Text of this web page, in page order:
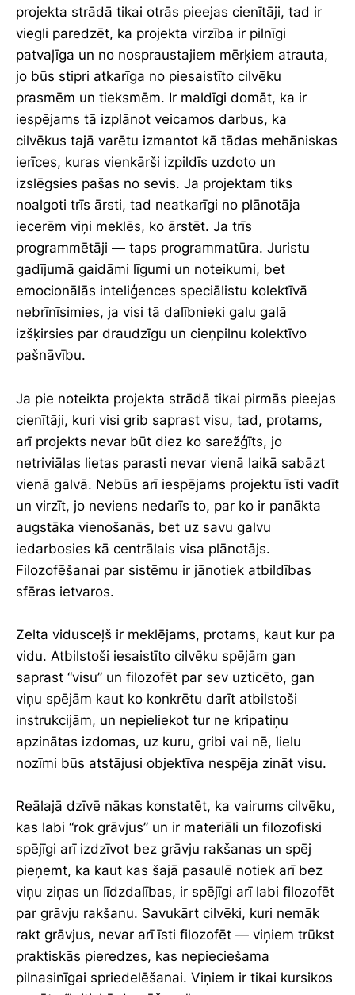
projekta strādā tikai otrās pieejas cienītāji, tad ir
viegli paredzēt, ka projekta virzība ir pilnīgi
patvaļīga un no nospraustajiem mērķiem atrauta,
jo būs stipri atkarīga no piesaistīto cilvēku
prasmēm un tieksmēm. Ir maldīgi domāt, ka ir
iespējams tā izplānot veicamos darbus, ka
cilvēkus tajā varētu izmantot kā tādas mehāniskas
ierīces, kuras vienkārši izpildīs uzdoto un
izslēgsies pašas no sevis. Ja projektam tiks
noalgoti trīs ārsti, tad neatkarīgi no plānotāja
iecerēm viņi meklēs, ko ārstēt. Ja trīs
programmētāji — taps programmatūra. Juristu
gadījumā gaidāmi līgumi un noteikumi, bet
emocionālās inteliģences speciālistu kolektīvā
nebrīnīsimies, ja visi tā dalībnieki galu galā
izšķirsies par draudzīgu un cieņpilnu kolektīvo
pašnāvību.
Ja pie noteikta projekta strādā tikai pirmās pieejas
cienītāji, kuri visi grib saprast visu, tad, protams,
arī projekts nevar būt diez ko sarežģīts, jo
netriviālas lietas parasti nevar vienā laikā sabāzt
vienā galvā. Nebūs arī iespējams projektu īsti vadīt
un virzīt, jo neviens nedarīs to, par ko ir panākta
augstāka vienošanās, bet uz savu galvu
iedarbosies kā centrālais visa plānotājs.
Filozofēšanai par sistēmu ir jānotiek atbildības
sfēras ietvaros.
Zelta vidusceļš ir meklējams, protams, kaut kur pa
vidu. Atbilstoši iesaistīto cilvēku spējām gan
saprast “visu” un filozofēt par sev uzticēto, gan
viņu spējām kaut ko konkrētu darīt atbilstoši
instrukcijām, un nepieliekot tur ne kripatiņu
apzinātas izdomas, uz kuru, gribi vai nē, lielu
nozīmi būs atstājusi objektīva nespēja zināt visu.
Reālajā dzīvē nākas konstatēt, ka vairums cilvēku,
kas labi “rok grāvjus” un ir materiāli un filozofiski
spējīgi arī izdzīvot bez grāvju rakšanas un spēj
pieņemt, ka kaut kas šajā pasaulē notiek arī bez
viņu ziņas un līdzdalības, ir spējīgi arī labi filozofēt
par grāvju rakšanu. Savukārt cilvēki, kuri nemāk
rakt grāvjus, nevar arī īsti filozofēt — viņiem trūkst
praktiskās pieredzes, kas nepieciešama
pilnasinīgai spriedelēšanai. Viņiem ir tikai kursikos